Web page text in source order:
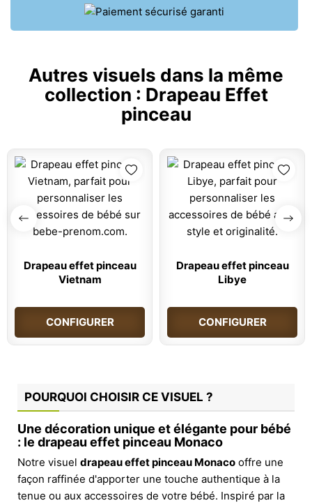
Autres visuels dans la même
collection : Drapeau Effet
pinceau
Drapeau effet pinceau
Vietnam
CONFIGURER
Drapeau effet pinceau
Libye
CONFIGURER
POURQUOI CHOISIR CE VISUEL ?
Une décoration unique et élégante pour bébé
: le drapeau effet pinceau Monaco
Notre visuel drapeau effet pinceau Monaco offre une
façon raffinée d'apporter une touche authentique à la
tenue ou aux accessoires de votre bébé. Inspiré par la